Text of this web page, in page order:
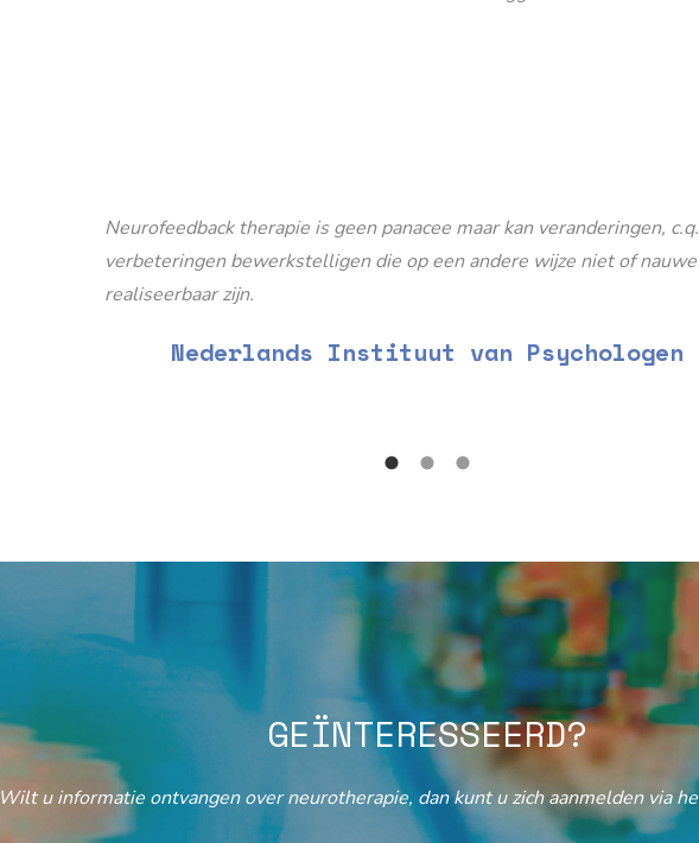
Neurofeedback therapie is geen panacee maar kan veranderingen, c.q.
verbeteringen bewerkstelligen die op een andere wijze niet of
realiseerbaar zijn.
Nederlands Instituut van Psychologen
GEÏNTERESSEERD?
Wilt u informatie ontvangen over neurotherapie, dan kunt u zich aanmelden via